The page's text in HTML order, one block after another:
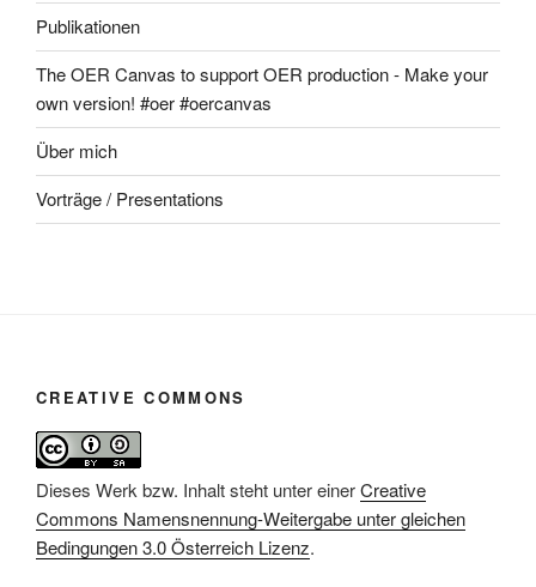
Publikationen
The OER Canvas to support OER production - Make your
own version! #oer #oercanvas
Über mich
Vorträge / Presentations
CREATIVE COMMONS
Dieses Werk bzw. Inhalt steht unter einerCreative
Commons Namensnennung-Weitergabe unter gleichen
Bedingungen 3.0 Österreich Lizenz.